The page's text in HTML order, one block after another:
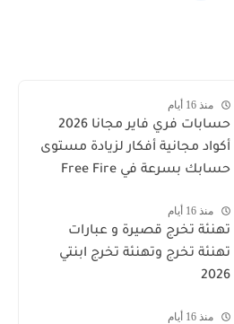
منذ 16 أيام
حسابات فري فاير مجانا 2026
أكواد مجانية أفكار لزيادة مستوى
حسابك بسرعة في Free Fire
منذ 16 أيام
تهنئة تخرج قصيرة و عبارات
تهنئة تخرج وتهنئة تخرج ابنتي
2026
منذ 16 أيام